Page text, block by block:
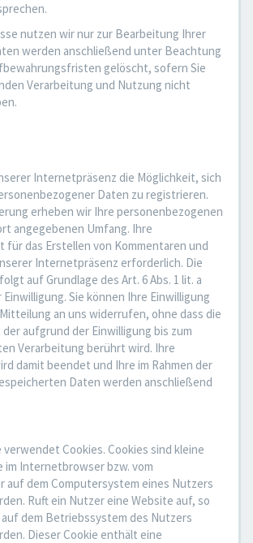
nutzen wir nur zur Bearbeitung Ihrer
werden anschließend unter Beachtung
gelöscht, sofern Sie
Verarbeitung und Nutzung nicht
Internetpräsenz die Möglichkeit, sich
Daten zu registrieren.
erheben wir Ihre personenbezogenen
angegebenen Umfang. Ihre
für das Erstellen von Kommentaren und
Internetpräsenz erforderlich. Die
auf Grundlage des Art. 6 Abs. 1 lit. a
Einwilligung. Sie können Ihre Einwilligung
an uns widerrufen, ohne dass die
aufgrund der Einwilligung bis zum
Verarbeitung berührt wird. Ihre
damit beendet und Ihre im Rahmen der
Daten werden anschließend
Cookies. Cookies sind kleine
im Internetbrowser bzw. vom
auf dem Computersystem eines Nutzers
Ruft ein Nutzer eine Website auf, so
auf dem Betriebssystem des Nutzers
Dieser Cookie enthält eine